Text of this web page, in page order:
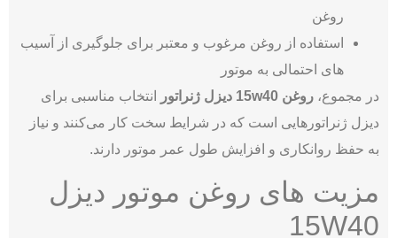
روغن
استفاده از روغن مرغوب و معتبر برای جلوگیری از آسیب‌
های احتمالی به موتور
در مجموع، روغن 15w40 دیزل ژنراتور
انتخاب مناسبی برای
دیزل ژنراتورهایی است که در شرایط سخت کار می‌کنند و نیاز
به حفظ روانکاری و افزایش طول عمر موتور دارند.
مزیت های روغن موتور دیزل
15W40